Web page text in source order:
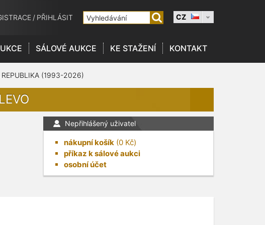
/ PŘIHLÁSIT CZ
SÁLOVÉ AUKCE KE STAŽENÍ KONTAKT
REPUBLIKA (1993-2026)
Nepřihlášený uživatel
nákupní košík (0 Kč)
příkaz k sálové aukci
osobní účet